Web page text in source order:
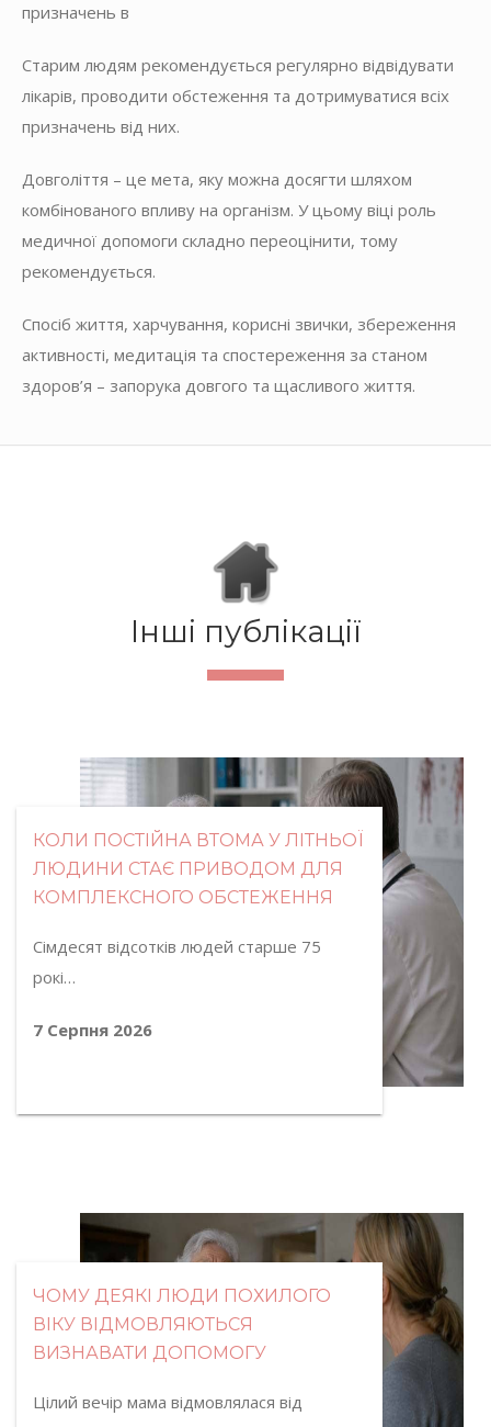
призначень в
Старим людям рекомендується регулярно відвідувати
лікарів, проводити обстеження та дотримуватися всіх
призначень від них.
Довголіття – це мета, яку можна досягти шляхом
комбінованого впливу на організм. У цьому віці роль
медичної допомоги складно переоцінити, тому
рекомендується.
Спосіб життя, харчування, корисні звички, збереження
активності, медитація та спостереження за станом
здоров’я – запорука довгого та щасливого життя.
Інші публікації
КОЛИ ПОСТІЙНА ВТОМА У ЛІТНЬОЇ
ЛЮДИНИ СТАЄ ПРИВОДОМ ДЛЯ
КОМПЛЕКСНОГО ОБСТЕЖЕННЯ
Сімдесят відсотків людей старше 75
рокі…
7 Серпня 2026
ЧОМУ ДЕЯКІ ЛЮДИ ПОХИЛОГО
ВІКУ ВІДМОВЛЯЮТЬСЯ
ВИЗНАВАТИ ДОПОМОГУ
Цілий вечір мама відмовлялася від